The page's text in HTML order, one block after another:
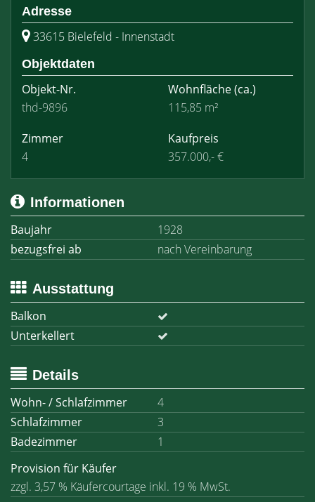
Adresse
33615 Bielefeld - Innenstadt
Objektdaten
Objekt-Nr.
thd-9896
Wohnfläche(ca.)
115,85 m²
Zimmer
4
Kaufpreis
357.000,- €
Informationen
Baujahr
1928
bezugsfrei ab
nach Vereinbarung
Ausstattung
Balkon
Unterkellert
Details
Wohn- / Schlafzimmer
4
Schlafzimmer
3
Badezimmer
1
Provision für Käufer
zzgl. 3,57 % Käufercourtage inkl. 19 % MwSt.